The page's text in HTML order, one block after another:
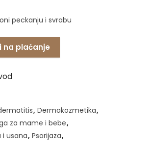
peckanju i svrabu
na plaćanje
, Dermokozmetika,
za mame i bebe,
i usana, Psorijaza,